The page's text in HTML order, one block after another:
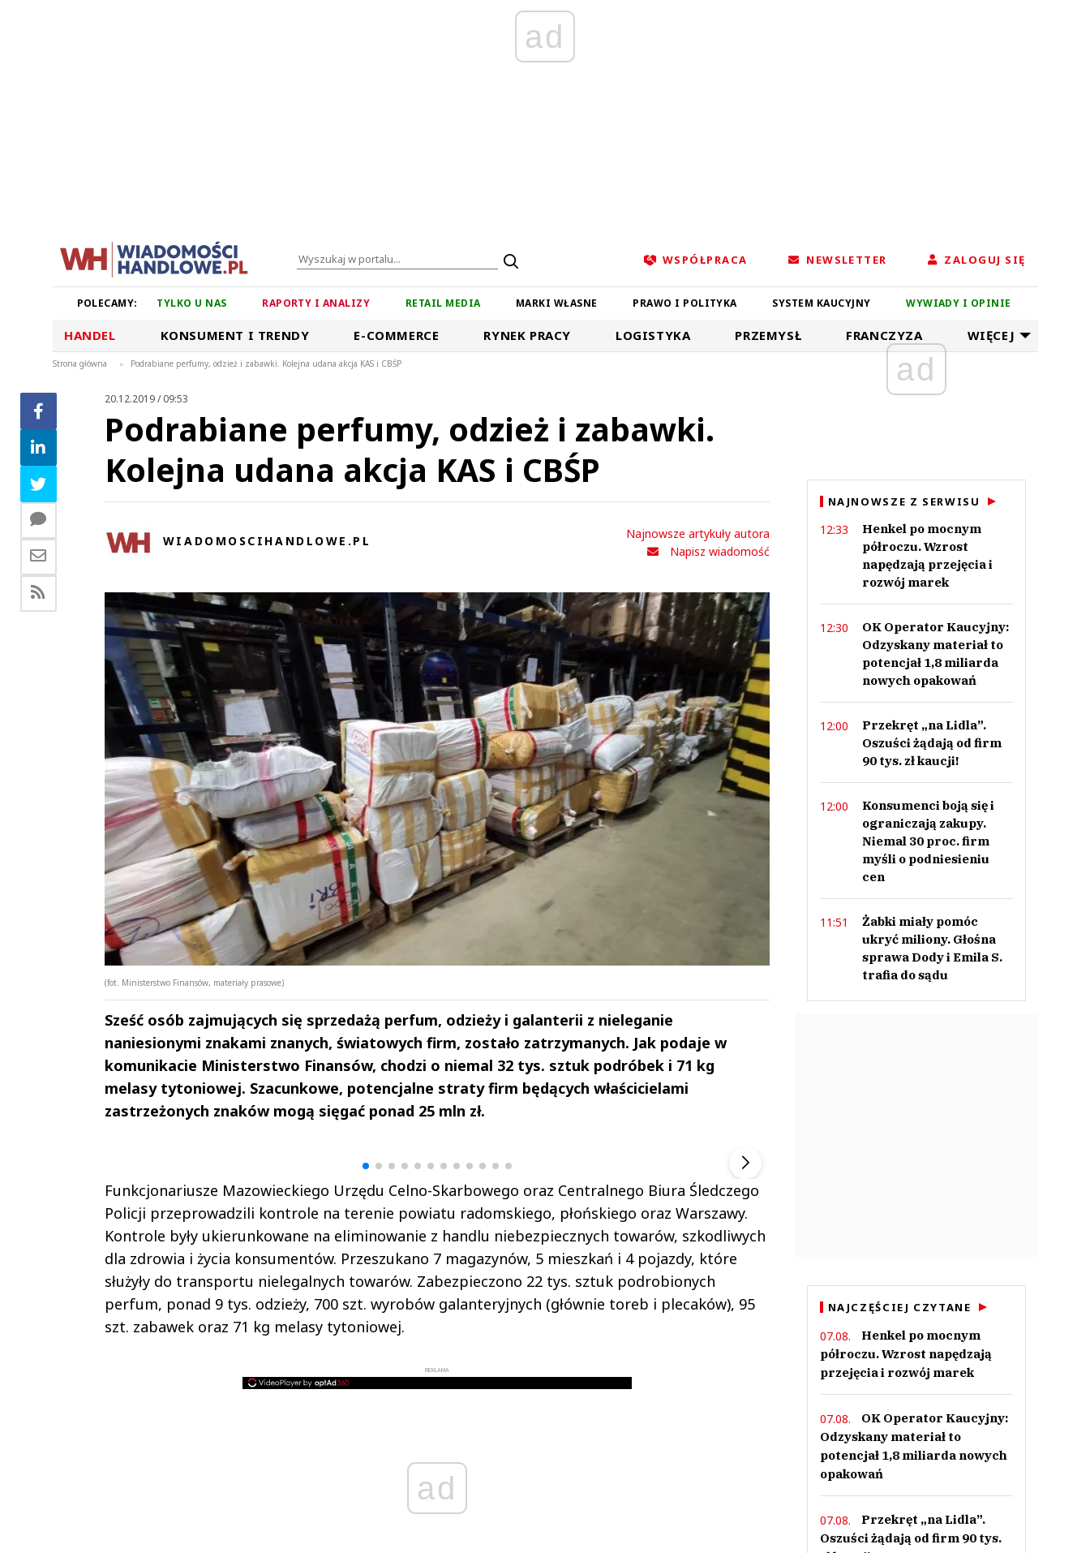
ad
WSPÓŁPRACA NEWSLETTER ZALOGUJ SIĘ
POLECAMY: TYLKO U NAS RAPORTY I ANALIZY RETAIL MEDIA MARKI WŁASNE PRAWO I POLITYKA SYSTEM KAUCYJNY WYWIADY I OPINIE
HANDEL KONSUMENT I TRENDY E-COMMERCE RYNEK PRACY LOGISTYKA PRZEMYSŁ FRANCZYZA WIĘCEJ
Strona główna > Podrabiane perfumy, odzież i zabawki. Kolejna udana akcja KAS i CBŚP
20.12.2019 / 09:53
Podrabiane perfumy, odzież i zabawki.
Kolejna udana akcja KAS i CBŚP
WIADOMOSCIHANDLOWE.PL
Najnowsze artykuły autora
Napisz wiadomość
(fot. Ministerstwo Finansów, materiały prasowe)
Sześć osób zajmujących się sprzedażą perfum, odzieży i galanterii z nieleganie
naniesionymi znakami znanych, światowych firm, zostało zatrzymanych. Jak podaje w
komunikacie Ministerstwo Finansów, chodzi o niemal 32 tys. sztuk podróbek i 71 kg
melasy tytoniowej. Szacunkowe, potencjalne straty firm będących właścicielami
zastrzeżonych znaków mogą sięgać ponad 25 mln zł.
Funkcjonariusze Mazowieckiego Urzędu Celno-Skarbowego oraz Centralnego Biura Śledczego
Policji przeprowadzili kontrole na terenie powiatu radomskiego, płońskiego oraz Warszawy.
Kontrole były ukierunkowane na eliminowanie z handlu niebezpiecznych towarów, szkodliwych
dla zdrowia i życia konsumentów. Przeszukano 7 magazynów, 5 mieszkań i 4 pojazdy, które
służyły do transportu nielegalnych towarów. Zabezpieczono 22 tys. sztuk podrobionych
perfum, ponad 9 tys. odzieży, 700 szt. wyrobów galanteryjnych (głównie toreb i plecaków), 95
szt. zabawek oraz 71 kg melasy tytoniowej.
REKLAMA
ad
Andrzej i Marta
Marta i Andrzej
ad
NAJNOWSZE Z SERWISU
12:33
Henkel po mocnym
półroczu. Wzrost
napędzają przejęcia i
rozwój marek
12:30
OK Operator Kaucyjny:
Odzyskany materiał to
potencjał 1,8 miliarda
nowych opakowań
12:00
Przekręt „na Lidla”.
Oszuści żądają od firm
90 tys. zł kaucji!
12:00
Konsumenci boją się i
ograniczają zakupy.
Niemal 30 proc. firm
myśli o podniesieniu
cen
11:51
Żabki miały pomóc
ukryć miliony. Głośna
sprawa Dody i Emila S.
trafia do sądu
NAJCZĘŚCIEJ CZYTANE
07.08.
Henkel po mocnym
półroczu. Wzrost napędzają
przejęcia i rozwój marek
07.08.
OK Operator Kaucyjny:
Odzyskany materiał to
potencjał 1,8 miliarda nowych
opakowań
07.08.
Przekręt „na Lidla”.
Oszuści żądają od firm 90 tys.